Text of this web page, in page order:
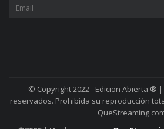
© Copyright 2022 - Edicion Abierta ®
reservados. Prohibida su reproducción